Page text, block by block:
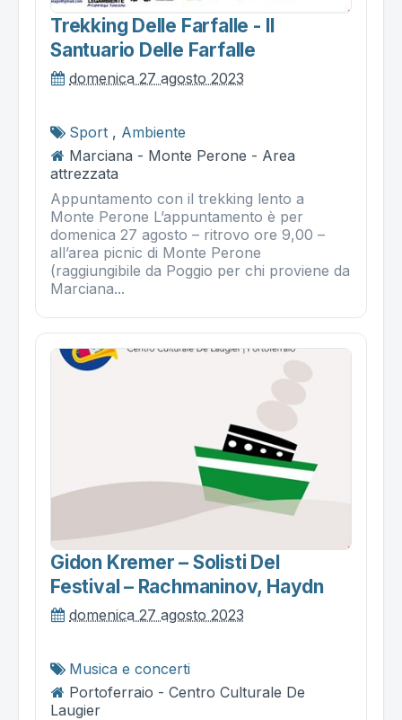
Trekking Delle Farfalle - Il
Santuario Delle Farfalle
domenica 27 agosto 2023
Sport , Ambiente
Marciana - Monte Perone - Area
attrezzata
Appuntamento con il trekking lento a
Monte Perone L’appuntamento è per
domenica 27 agosto – ritrovo ore 9,00 –
all’area picnic di Monte Perone
(raggiungibile da Poggio per chi proviene da
Marciana...
Gidon Kremer – Solisti Del
Festival – Rachmaninov, Haydn
domenica 27 agosto 2023
Musica e concerti
Portoferraio - Centro Culturale De
Laugier